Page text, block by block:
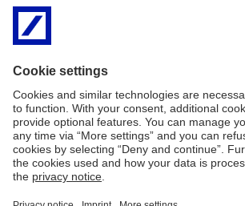
Z góry dziękujemy za dołączenie do działań
ograniczenie negatywnego wpływu
W przypadku pytań zachęcamy do kontaktu z
w Deutsche Bank Polska S.A.
Show